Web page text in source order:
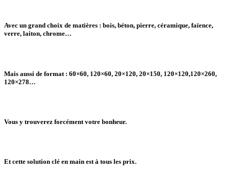
Avec un grand choix de matières : bois, béton, pierre, céramique, faïence,
verre, laiton, chrome…
Mais aussi de format : 60×60, 120×60, 20×120, 20×150, 120×120,120×260,
120×278…
Vous y trouverez forcément votre bonheur.
Et cette solution clé en main est à tous les prix.